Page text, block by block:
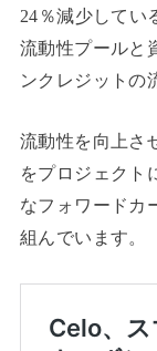
24％減少してい
流動性プールと
ンクレジットの
流動性を向上さ
をプロジェクト
なフォワードカ
組んでいます。